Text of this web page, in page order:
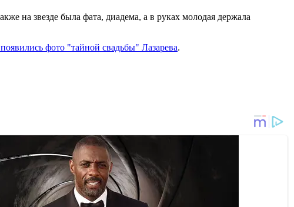
на звезде была фата, диадема, а в руках молодая держала
фото "тайной свадьбы" Лазарева.